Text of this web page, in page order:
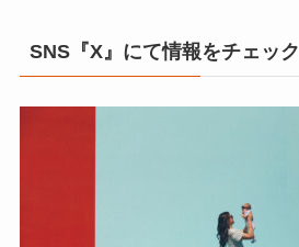
SNS『X』にて情報をチェック